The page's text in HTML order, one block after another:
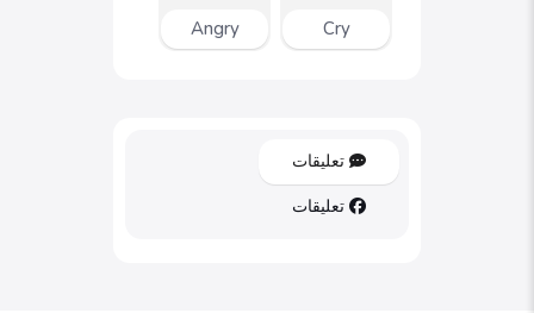
Cry
Angry
تعليقات
تعليقات